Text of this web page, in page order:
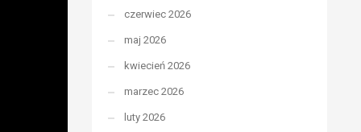
czerwiec 2026
maj 2026
kwiecień 2026
marzec 2026
luty 2026